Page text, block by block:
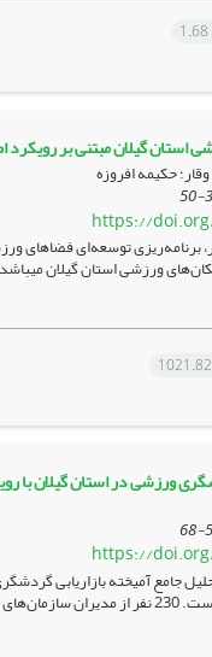
1.68
استان گیلان مبتنی بر رویکرد
حکیمه افروزه
https://
توسعه‌ای فضاهای
ورزشی در استان گیلان با
https://
پیمایشی و با رویکرد جامع اجرا